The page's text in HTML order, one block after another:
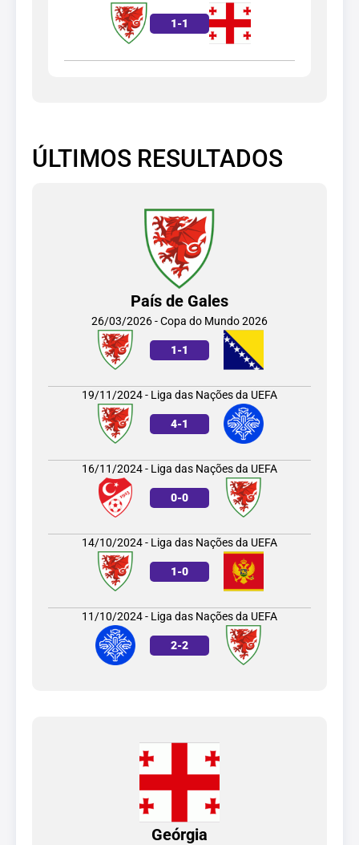
1-1
ÚLTIMOS RESULTADOS
País de Gales
26/03/2026 - Copa do Mundo 2026
1-1
19/11/2024 - Liga das Nações da UEFA
4-1
16/11/2024 - Liga das Nações da UEFA
0-0
14/10/2024 - Liga das Nações da UEFA
1-0
11/10/2024 - Liga das Nações da UEFA
2-2
Geórgia